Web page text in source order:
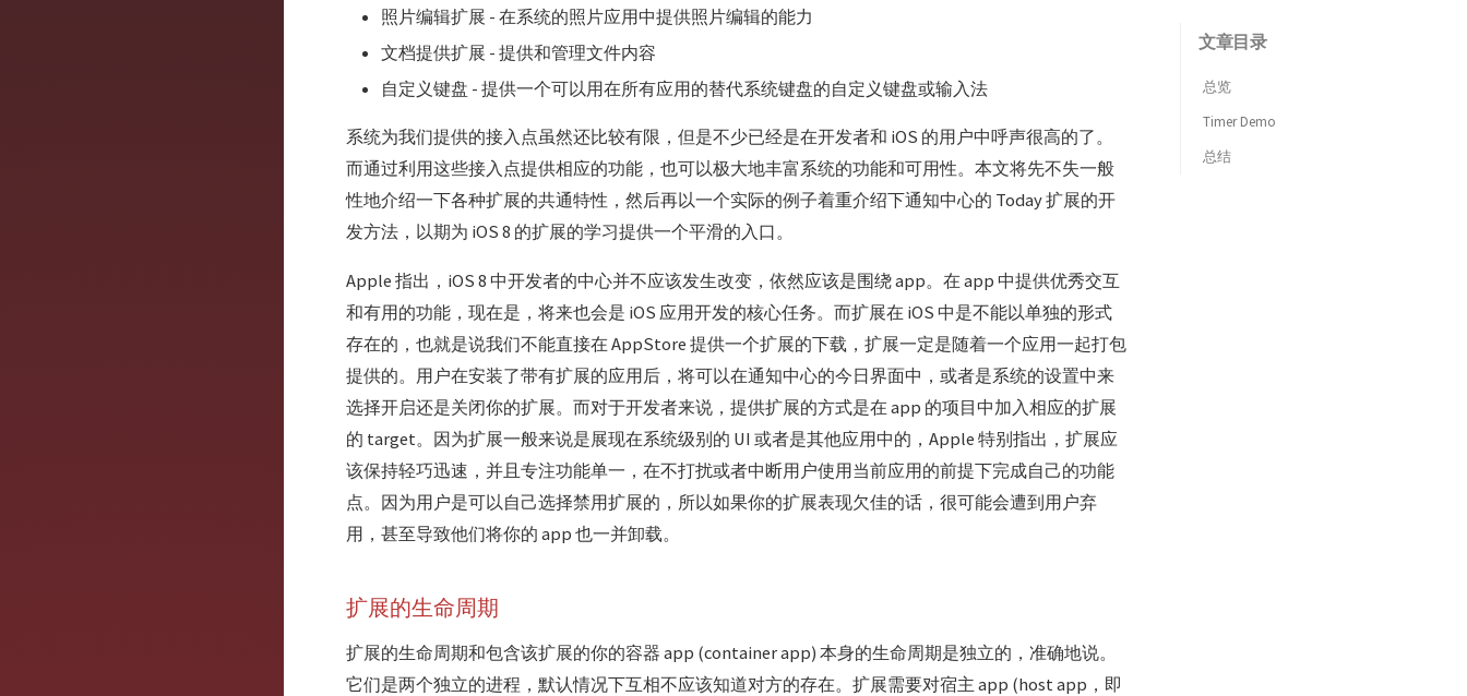
照片编辑扩展 - 在系统的照片应用中提供照片编辑的能力
文档提供扩展 - 提供和管理文件内容
自定义键盘 - 提供一个可以用在所有应用的替代系统键盘的自定义键盘或输入法
系统为我们提供的接入点虽然还比较有限，但是不少已经是在开发者和 iOS 的用户中呼声很高的了。
而通过利用这些接入点提供相应的功能，也可以极大地丰富系统的功能和可用性。本文将先不失一般
性地介绍一下各种扩展的共通特性，然后再以一个实际的例子着重介绍下通知中心的 Today 扩展的开
发方法，以期为 iOS 8 的扩展的学习提供一个平滑的入口。
Apple 指出，iOS 8 中开发者的中心并不应该发生改变，依然应该是围绕 app。在 app 中提供优秀交互
和有用的功能，现在是，将来也会是 iOS 应用开发的核心任务。而扩展在 iOS 中是不能以单独的形式
存在的，也就是说我们不能直接在 AppStore 提供一个扩展的下载，扩展一定是随着一个应用一起打包
提供的。用户在安装了带有扩展的应用后，将可以在通知中心的今日界面中，或者是系统的设置中来
选择开启还是关闭你的扩展。而对于开发者来说，提供扩展的方式是在 app 的项目中加入相应的扩展
的 target。因为扩展一般来说是展现在系统级别的 UI 或者是其他应用中的，Apple 特别指出，扩展应
该保持轻巧迅速，并且专注功能单一，在不打扰或者中断用户使用当前应用的前提下完成自己的功能
点。因为用户是可以自己选择禁用扩展的，所以如果你的扩展表现欠佳的话，很可能会遭到用户弃
用，甚至导致他们将你的 app 也一并卸载。
扩展的生命周期
扩展的生命周期和包含该扩展的你的容器 app (container app) 本身的生命周期是独立的，准确地说。
它们是两个独立的进程，默认情况下互相不应该知道对方的存在。扩展需要对宿主 app (host app，即
文章目录
总览
Timer Demo
总结